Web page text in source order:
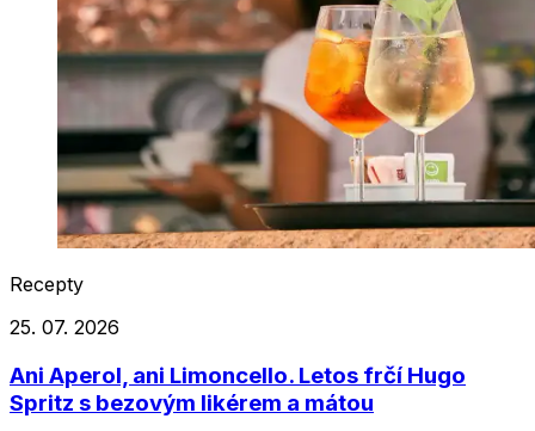
Recepty
25. 07. 2026
Ani Aperol, ani Limoncello. Letos frčí Hugo
Spritz s bezovým likérem a mátou